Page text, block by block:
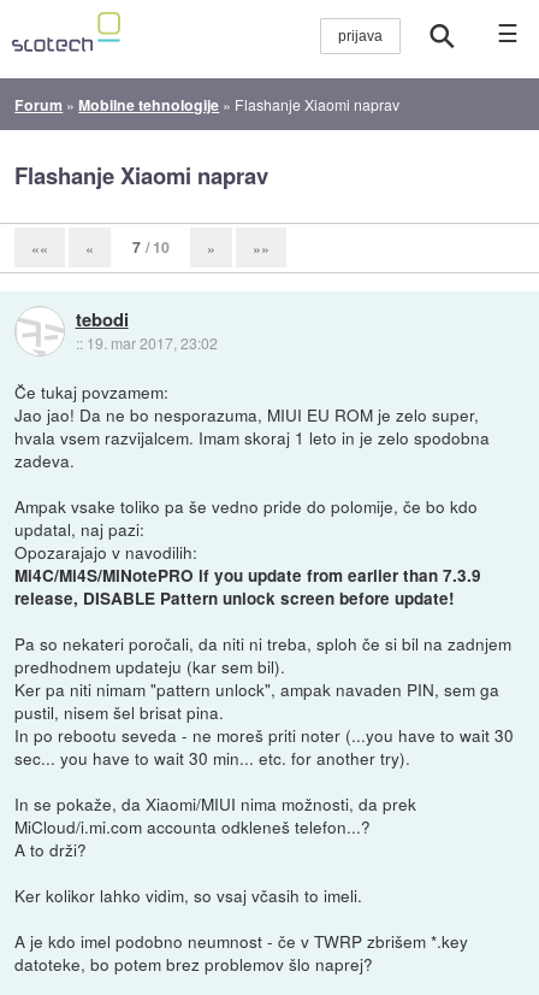
☰
Forum »Mobilne tehnologije » Flashanje Xiaomi naprav
Flashanje Xiaomi naprav
«« « 7 / 10 » »»
tebodi
:: 19. mar 2017, 23:02
Če tukaj povzamem:
Jao jao! Da ne bo nesporazuma, MIUI EU ROM je zelo super,
hvala vsem razvijalcem. Imam skoraj 1 leto in je zelo spodobna
zadeva.
Ampak vsake toliko pa še vedno pride do polomije, če bo kdo
updatal, naj pazi:
Opozarajajo v navodilih:
Mi4C/Mi4S/MiNotePRO if you update from earlier than 7.3.9
release, DISABLE Pattern unlock screen before update!
Pa so nekateri poročali, da niti ni treba, sploh če si bil na zadnjem
predhodnem updateju (kar sem bil).
Ker pa niti nimam "pattern unlock", ampak navaden PIN, sem ga
pustil, nisem šel brisat pina.
In po rebootu seveda - ne moreš priti noter (...you have to wait 30
sec... you have to wait 30 min... etc. for another try).
In se pokaže, da Xiaomi/MIUI nima možnosti, da prek
MiCloud/i.mi.com accounta odkleneš telefon...?
A to drži?
Ker kolikor lahko vidim, so vsaj včasih to imeli.
A je kdo imel podobno neumnost - če v TWRP zbrišem *.key
datoteke, bo potem brez problemov šlo naprej?